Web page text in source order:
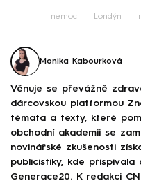
nemoc Londýn
Monika Kabourková
Věnuje se převážně
dárcovskou platformou
témata a texty, které
obchodní akademii se
novinářské zkušenosti
publicistiky, kde
Generace20. K redakci